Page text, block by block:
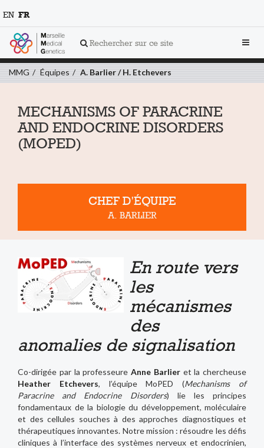
Rechercher sur ce site
EN FR
MMG Équipes A. Barlier / H. Etchevers
MECHANISMS OF PARACRINE
AND ENDOCRINE DISORDERS
(MOPED)
CHEF D'ÉQUIPE
A. BARLIER
En route vers
les
mécanismes
des
anomalies de signalisation
Co-dirigée par la professeure Anne Barlieret la chercheuse
Heather Etchevers, l’équipe MoPED (Mechanisms of
Paracrine and Endocrine Disorders) lie les principes
fondamentaux de la biologie du développement, moléculaire
et des cellules souches à des approches diagnostiques et
thérapeutiques innovantes. Notre mission : résoudre les défis
cliniques à l’interface des systèmes nerveux et endocrinien,